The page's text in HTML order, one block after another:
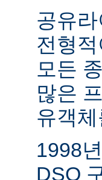
공유
전형
모든
많은
유객
1998
DSO